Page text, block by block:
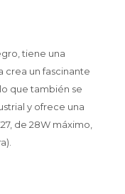
tiene una
crea un fascinante
que también se
y ofrece una
de 28W máximo,